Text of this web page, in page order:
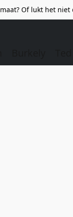
Of lukt het